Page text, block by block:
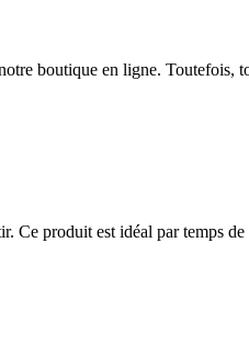
boutique en ligne. Toutefois,
Ce produit est idéal par temps